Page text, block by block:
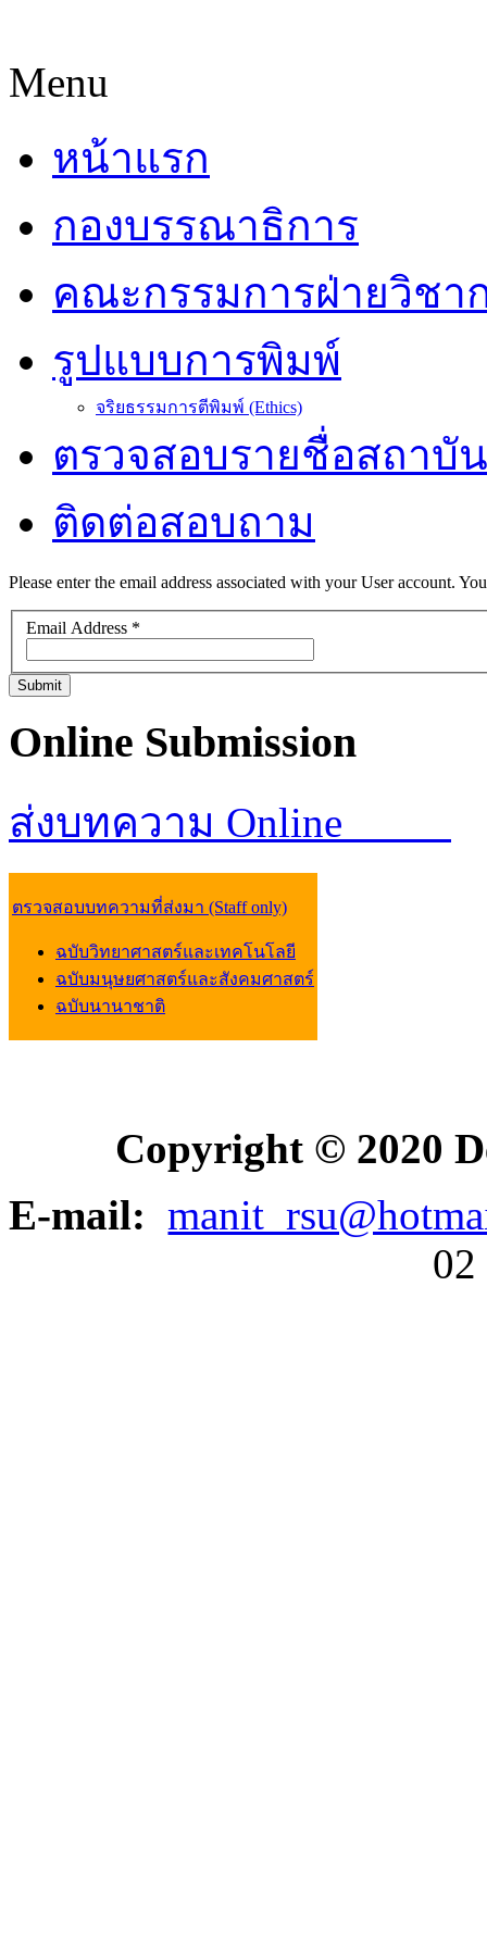
Menu
หน้าแรก
กองบรรณาธิการ
คณะกรรมการฝ่ายวิชา
รูปแบบการพิมพ์
จริยธรรมการตีพิมพ์ (Ethics)
ตรวจสอบรายชื่อสถาบั
ติดต่อสอบถาม
Please enter the email address associated with your User account.
Email Address *
Submit
Online Submission
ส่งบทความ Online
ตรวจสอบบทความที่ส่งมา (Staff only)
ฉบับวิทยาศาสตร์และเทคโนโลยี
ฉบับมนุษยศาสตร์และสังคมศาสตร์
ฉบับนานาชาติ
Copyright © 2020
E-mail:
02